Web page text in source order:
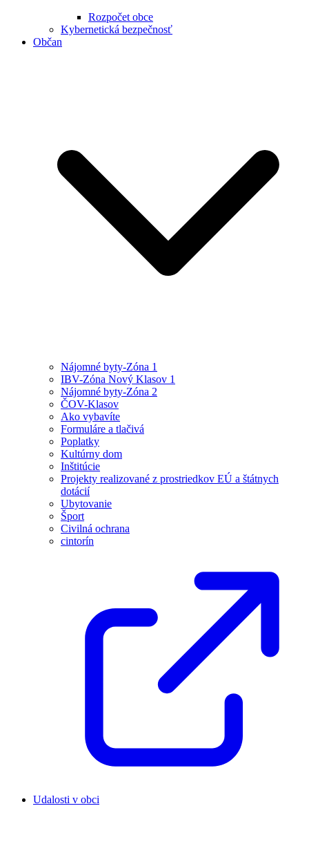
Rozpočet obce
Kybernetická bezpečnosť
Občan
Nájomné byty-Zóna 1
IBV-Zóna Nový Klasov 1
Nájomné byty-Zóna 2
ČOV-Klasov
Ako vybavíte
Formuláre a tlačivá
Poplatky
Kultúrny dom
Inštitúcie
Projekty realizované z prostriedkov EÚ a štátnych
dotácií
Ubytovanie
Šport
Civilná ochrana
cintorín
Udalosti v obci